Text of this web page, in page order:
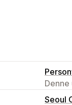
Seoul